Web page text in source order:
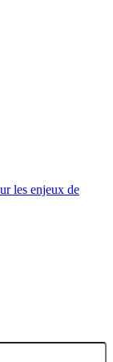
les enjeux de